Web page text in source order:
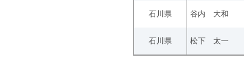
石川県 谷内 大和
石川県 松下 太一